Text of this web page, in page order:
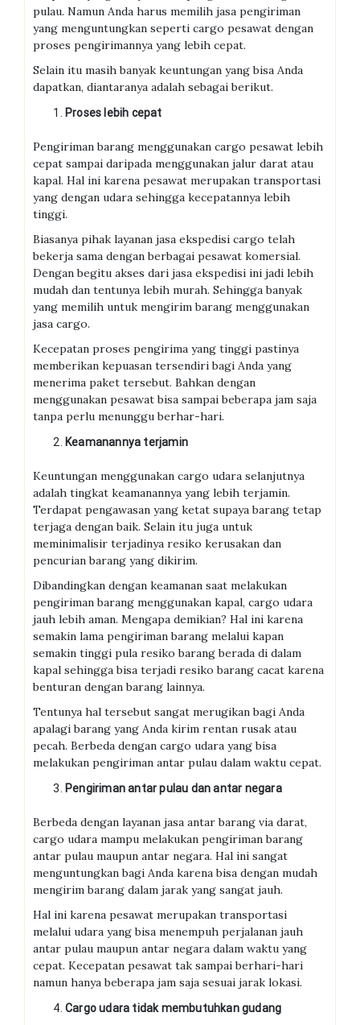
pulau. Namun Anda harus memilih jasa pengiriman
yang menguntungkan seperti cargo pesawat dengan
proses pengirimannya yang lebih cepat.
Selain itu masih banyak keuntungan yang bisa Anda
dapatkan, diantaranya adalah sebagai berikut.
Proses lebih cepat
Pengiriman barang menggunakan cargo pesawat lebih
cepat sampai daripada menggunakan jalur darat atau
kapal. Hal ini karena pesawat merupakan transportasi
yang dengan udara sehingga kecepatannya lebih
tinggi.
Biasanya pihak layanan jasa ekspedisi cargo telah
bekerja sama dengan berbagai pesawat komersial.
Dengan begitu akses dari jasa ekspedisi ini jadi lebih
mudah dan tentunya lebih murah. Sehingga banyak
yang memilih untuk mengirim barang menggunakan
jasa cargo.
Kecepatan proses pengirima yang tinggi pastinya
memberikan kepuasan tersendiri bagi Anda yang
menerima paket tersebut. Bahkan dengan
menggunakan pesawat bisa sampai beberapa jam saja
tanpa perlu menunggu berhar-hari.
Keamanannya terjamin
Keuntungan menggunakan cargo udara selanjutnya
adalah tingkat keamanannya yang lebih terjamin.
Terdapat pengawasan yang ketat supaya barang tetap
terjaga dengan baik. Selain itu juga untuk
meminimalisir terjadinya resiko kerusakan dan
pencurian barang yang dikirim.
Dibandingkan dengan keamanan saat melakukan
pengiriman barang menggunakan kapal, cargo udara
jauh lebih aman. Mengapa demikian? Hal ini karena
semakin lama pengiriman barang melalui kapan
semakin tinggi pula resiko barang berada di dalam
kapal sehingga bisa terjadi resiko barang cacat karena
benturan dengan barang lainnya.
Tentunya hal tersebut sangat merugikan bagi Anda
apalagi barang yang Anda kirim rentan rusak atau
pecah. Berbeda dengan cargo udara yang bisa
melakukan pengiriman antar pulau dalam waktu cepat.
Pengiriman antar pulau dan antar negara
Berbeda dengan layanan jasa antar barang via darat,
cargo udara mampu melakukan pengiriman barang
antar pulau maupun antar negara. Hal ini sangat
menguntungkan bagi Anda karena bisa dengan mudah
mengirim barang dalam jarak yang sangat jauh.
Hal ini karena pesawat merupakan transportasi
melalui udara yang bisa menempuh perjalanan jauh
antar pulau maupun antar negara dalam waktu yang
cepat. Kecepatan pesawat tak sampai berhari-hari
namun hanya beberapa jam saja sesuai jarak lokasi.
Cargo udara tidak membutuhkan gudang